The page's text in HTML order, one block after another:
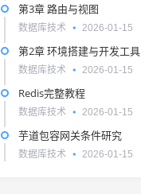
第3章 路由与视图
数据库技术 2026-01-15
第2章 环境搭建与开发工具
数据库技术 2026-01-15
Redis完整教程
数据库技术 2026-01-15
芋道包容网关条件研究
数据库技术 2026-01-15